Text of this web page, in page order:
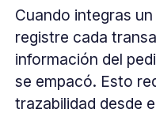
Cuando integras
registre cada
información del
se empacó. Esto
trazabilidad desde